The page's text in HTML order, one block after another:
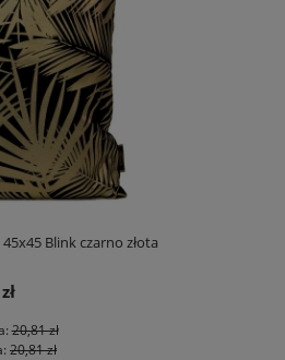
Blink czarno złota
20,81 zł
20,81 zł